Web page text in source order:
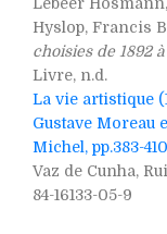
Hyslop, Francis
choisies de 1892 à
Livre, n.d.
La vie artistique
Gustave Moreau
Michel, pp.383-
Vaz de Cunha, Rui
84-16133-05-9